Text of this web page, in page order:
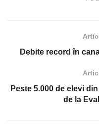
Debite record în
Peste 5.000 de elevi
de la